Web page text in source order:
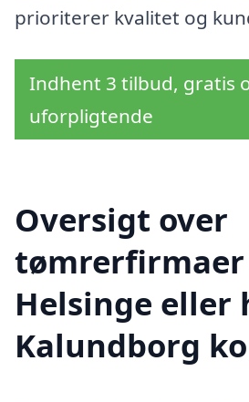
prioriterer kvalitet og
Indhent 3 tilbud, gratis
uforpligtende
Oversigt over
Helsinge eller
Kalundborg